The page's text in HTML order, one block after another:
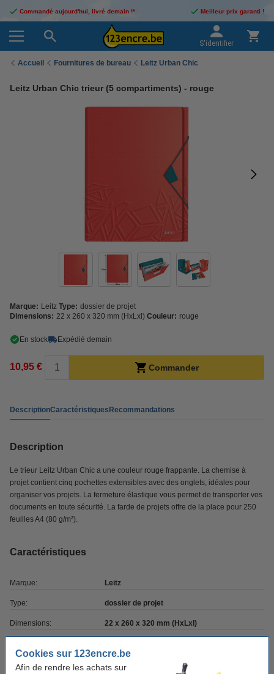
Cookies sur 123encre.be
Afin de rendre les achats sur
Commandé aujourd'hui, livré demain !* Meilleur prix garanti !
S'identifier
Accueil Fournitures de bureau Leitz Urban Chic
Leitz Urban Chic trieur (5 compartiments) - rouge
Marque: Leitz Type: dossier de projet
Dimensions: 22 x 260 x 320 mm (HxLxl) Couleur: rouge
En stock Expédié demain
10,95 € Commander
DescriptionCaractéristiquesRecommandations
Description
Le trieur Leitz Urban Chic a une couleur rouge frappante. La chemise à
projet contient cinq pochettes extensibles avec des onglets, idéales pour
organiser vos projets. La fermeture élastique vous permet de transporter vos
documents en toute sécurité. La farde de projets offre de la place pour 250
feuilles A4 (80 g/m²).
Caractéristiques
Marque: Leitz
Type: dossier de projet
Dimensions: 22 x 260 x 320 mm (HxLxl)
Compartiments: 5